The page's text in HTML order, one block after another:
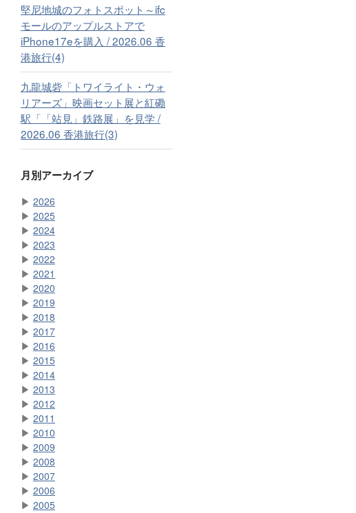
堅尼地城のフォトスポット～ifc
モールのアップルストアで
iPhone17eを購入 / 2026.06 香
港旅行(4)
九龍城砦「トワイライト・ウォ
リアーズ」映画セット展と紅磡
駅「「站見」鉄路展」を見学 /
2026.06 香港旅行(3)
月別アーカイブ
▶ 2026
▶ 2025
▶ 2024
▶ 2023
▶ 2022
▶ 2021
▶ 2020
▶ 2019
▶ 2018
▶ 2017
▶ 2016
▶ 2015
▶ 2014
▶ 2013
▶ 2012
▶ 2011
▶ 2010
▶ 2009
▶ 2008
▶ 2007
▶ 2006
▶ 2005